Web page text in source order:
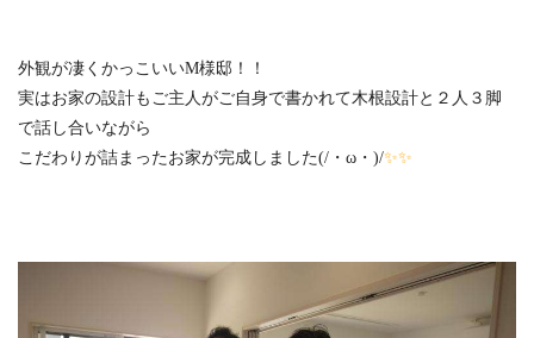
外観が凄くかっこいいM様邸！！
実はお家の設計もご主人がご自身で書かれて木根設計と２人３脚
で話し合いながら
こだわりが詰まったお家が完成しました(/・ω・)/✨✨